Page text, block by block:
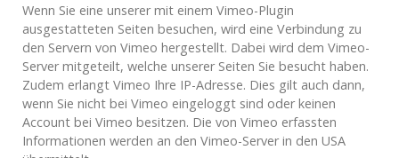
Wenn Sie eine unserer mit einem Vimeo-Plugin
ausgestatteten Seiten besuchen, wird eine Verbindung zu
den Servern von Vimeo hergestellt. Dabei wird dem Vimeo-
Server mitgeteilt, welche unserer Seiten Sie besucht haben.
Zudem erlangt Vimeo Ihre IP-Adresse. Dies gilt auch dann,
wenn Sie nicht bei Vimeo eingeloggt sind oder keinen
Account bei Vimeo besitzen. Die von Vimeo erfassten
Informationen werden an den Vimeo-Server in den USA